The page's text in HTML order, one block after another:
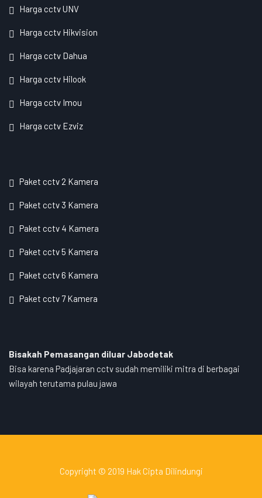
Harga cctv UNV
Harga cctv Hikvision
Harga cctv Dahua
Harga cctv Hilook
Harga cctv Imou
Harga cctv Ezviz
Paket cctv 2 Kamera
Paket cctv 3 Kamera
Paket cctv 4 Kamera
Paket cctv 5 Kamera
Paket cctv 6 Kamera
Paket cctv 7 Kamera
Bisakah Pemasangan diluar Jabodetak
Bisa karena Padjajaran cctv sudah memiliki mitra di berbagai
wilayah terutama pulau jawa
Copyright © 2019 Hak Cipta Dilindungi